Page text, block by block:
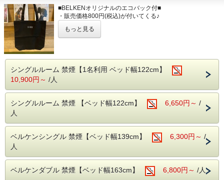
汚れを吸着し
汚れを浮かせます。
・保湿効果：プラチナノバブルが皮膚の奥まで浸透し角質
層の水分を高め
みずみしくハリのある素肌へ導きます。
します。
全米No.1サータ社製マットレス/プラチナノバブル水/Wi-Fi接
続無料/バス/シャワー/
洗浄機付きトイレ/調整可能な空調設備/液晶TV/ドライヤー/
※客室内には内線(外線)の電話機は設置しておりませんの
で、予めご了承下さい。
・24時以降にご到着の場合はお手数ですが、事前に到着時
をお願い致します。
■BELKENオリジナルのエコバック付■
・販売価格800円(税込)が付いてくる♪
■プラン内容■
～14日前のご予約でお得！早割プラン～
★ビジネス・東京観光に是非ご利用ください！！
・JR「秋葉原」電気街口より徒歩7分
・JR「神田駅」北口、西口より徒歩6分（東京駅より1駅2
・東京メトロ「銀座線」A6出口より徒歩3分(21時以降はA4
出口利用）
■全米No.1人気のサーター社製ベッドを全室導入！
抱擁感のある寝心地と快適空間をお約束致します！
※当館は全館禁煙となっております。
もっと見る
シングルルーム 禁煙【1名利用 ベッド幅122cm】
10,900円～ /人
シングルルーム 禁煙 【ベッド幅122cm】 6,650円～ /
人
ベルケンシングル 禁煙【ベッド幅139cm】 6,300円～ /
人
ベルケンダブル 禁煙【ベッド幅163cm】 6,800円～ /人